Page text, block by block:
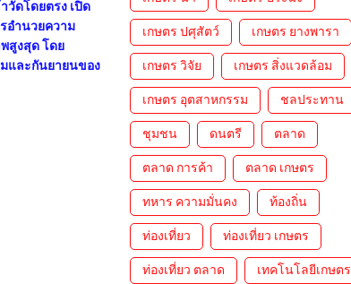
วัดโดยตรง เปิด
อำนวยความ
สูงสุด โดย
และกันยายนของ
เกษตร ปศุสัตว์ เกษตร ยางพารา
เกษตร วิจัย เกษตร สิ่งแวดล้อม
เกษตร อุตสาหกรรม ชลประทาน
ชุมชน ดนตรี ตลาด
ตลาด การค้า ตลาด เกษตร
ทหาร ความมั่นคง ท้องถิ่น
ท่องเที่ยว ท่องเที่ยว เกษตร
ท่องเที่ยว ตลาด เทคโนโลยีเกษตร